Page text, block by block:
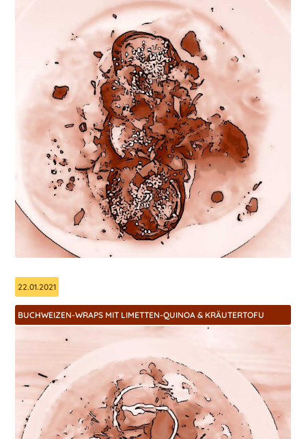
22.01.2021
BUCHWEIZEN-WRAPS MIT LIMETTEN-QUINOA & KRÄUTERTOFU